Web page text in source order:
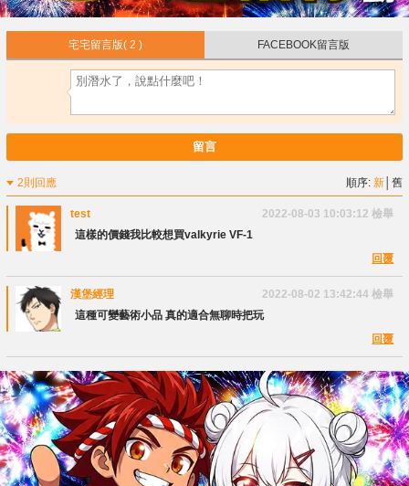
宅宅留言版( 2 ) FACEBOOK留言版
留言
2則回應 順序:新 │舊
test 2022-08-03 10:03:12 檢舉
這樣的價錢我比較想買valkyrie VF-1
回覆
漢堡經理 2022-08-02 13:42:44 檢舉
這種可變藝術小品 真的適合無聊時把玩
回覆